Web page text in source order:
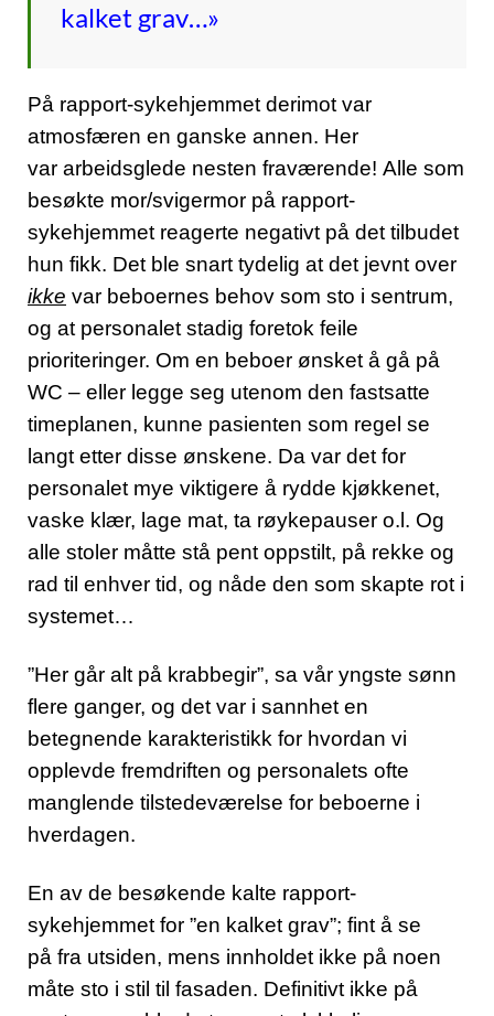
kalket grav…»
På rapport-sykehjemmet derimot var
atmosfæren en ganske annen. Her
var arbeidsglede nesten fraværende! Alle som
besøkte mor/svigermor på rapport-
sykehjemmet reagerte negativt på det tilbudet
hun fikk. Det ble snart tydelig at det jevnt over
ikke var beboernes behov som sto i sentrum,
og at personalet stadig foretok feile
prioriteringer. Om en beboer ønsket å gå på
WC – eller legge seg utenom den fastsatte
timeplanen, kunne pasienten som regel se
langt etter disse ønskene. Da var det for
personalet mye viktigere å rydde kjøkkenet,
vaske klær, lage mat, ta røykepauser o.l. Og
alle stoler måtte stå pent oppstilt, på rekke og
rad til enhver tid, og nåde den som skapte rot i
systemet…
”Her går alt på krabbegir”, sa vår yngste sønn
flere ganger, og det var i sannhet en
betegnende karakteristikk for hvordan vi
opplevde fremdriften og personalets ofte
manglende tilstedeværelse for beboerne i
hverdagen.
En av de besøkende kalte rapport-
sykehjemmet for ”en kalket grav”; fint å se
på fra utsiden, mens innholdet ikke på noen
måte sto i stil til fasaden. Definitivt ikke på